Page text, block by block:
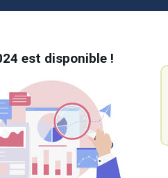
est disponible !